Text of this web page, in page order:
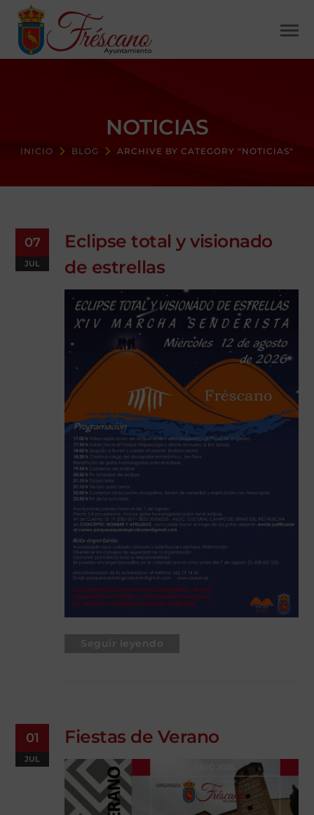
NOTICIAS
INICIO BLOG ARCHIVE BY CATEGORY "NOTICIAS"
07
JUL
Eclipse total y visionado
de estrellas
Seguir leyendo
01
JUL
Fiestas de Verano